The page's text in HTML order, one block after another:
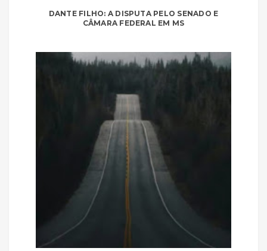
DANTE FILHO: A DISPUTA PELO SENADO E
CÂMARA FEDERAL EM MS